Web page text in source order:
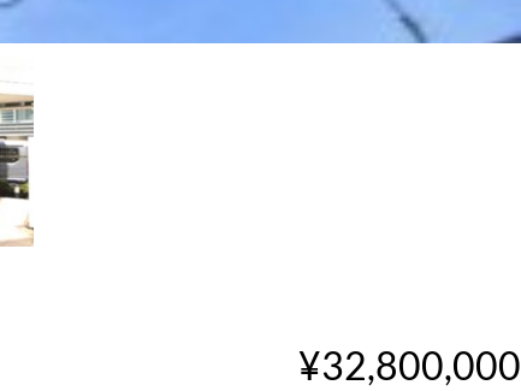
¥32,800,000